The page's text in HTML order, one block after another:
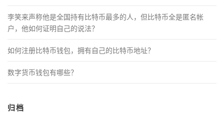
李笑来声称他是全国持有比特币最多的人，但比特币全是匿名帐
户，他如何证明自己的说法？
如何注册比特币钱包，拥有自己的比特币地址？
数字货币钱包有哪些？
归档